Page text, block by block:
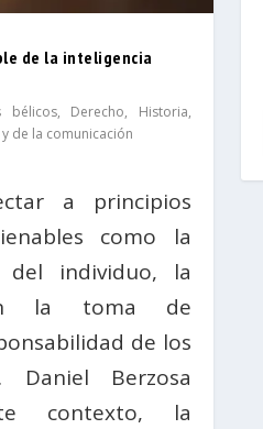
de la inteligencia
bélicos, Derecho, Historia,
de la comunicación
a principios
como la
del individuo, la
la toma de
de los
Daniel Berzosa
contexto, la